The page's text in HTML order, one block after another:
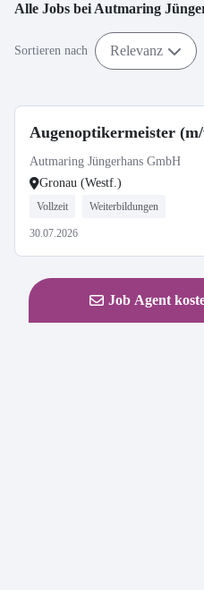
Alle Jobs bei Autmaring
Sortieren nach Relevanz
Augenoptikermeister
Autmaring Jüngerhans GmbH
Gronau (Westf.)
Vollzeit Weiterbildungen
30.07.2026
Job Agent